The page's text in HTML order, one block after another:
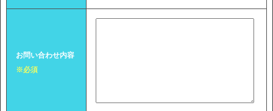
お問い合わせ内容
※必須